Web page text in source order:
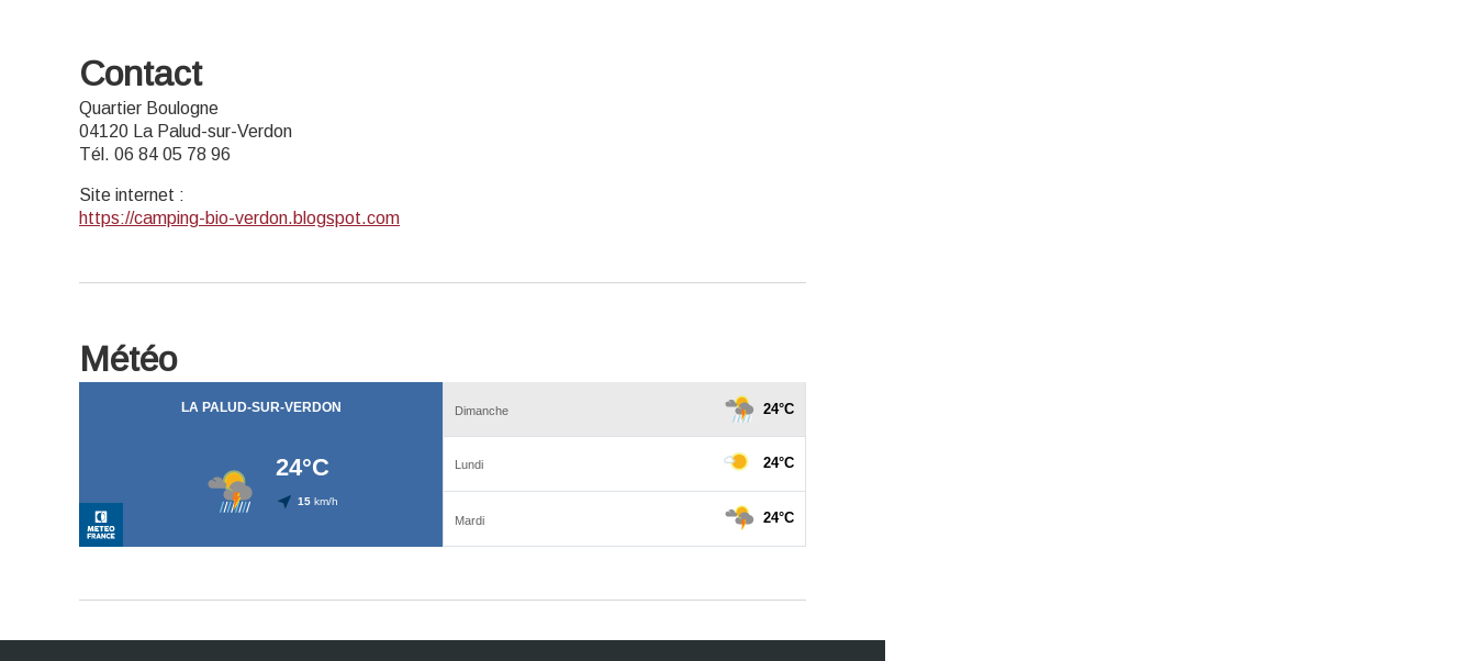
Contact
Quartier Boulogne
04120 La Palud-sur-Verdon
Tél. 06 84 05 78 96
Site internet :
https://camping-bio-verdon.blogspot.com
Météo